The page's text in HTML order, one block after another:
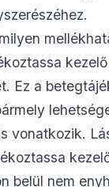
Ez a
vonatkozik.
belül nem